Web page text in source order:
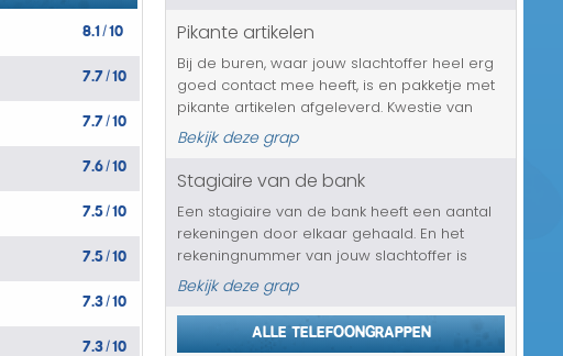
8.1/10
7.7/10
7.7/10
7.6/10
7.5/10
7.5/10
7.3/10
7.3/10
een fout is gemaakt tijdens het...
Pikante artikelen
Bij de buren, waar jouw slachtoffer heel erg
goed contact mee heeft, is en pakketje met
pikante artikelen afgeleverd. Kwestie van
verkeerd bezorgen. Kan natuurlijk gewoon
gebeuren, maar het is aan je slachtoffer om
aan hen uit te leggen wat...
Bekijk deze grap
Stagiaire van de bank
Een stagiaire van de bank heeft een aantal
rekeningen door elkaar gehaald. En het
rekeningnummer van jouw slachtoffer is
verwisseld met die van een wanbetaler. Op
zich is het op te lossen, maar de manieren
en ideeën waarmee de bank komt om...
Bekijk deze grap
Alle telefoongrappen